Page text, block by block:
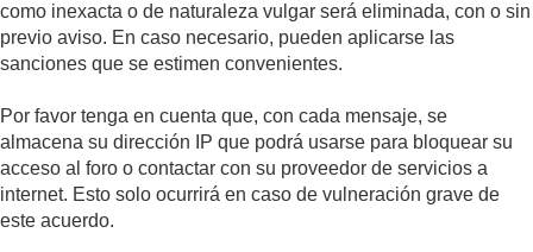
como inexacta o de naturaleza vulgar será eliminada, con o sin
previo aviso. En caso necesario, pueden aplicarse las
sanciones que se estimen convenientes.
Por favor tenga en cuenta que, con cada mensaje, se
almacena su dirección IP que podrá usarse para bloquear su
acceso al foro o contactar con su proveedor de servicios a
internet. Esto solo ocurrirá en caso de vulneración grave de
este acuerdo.